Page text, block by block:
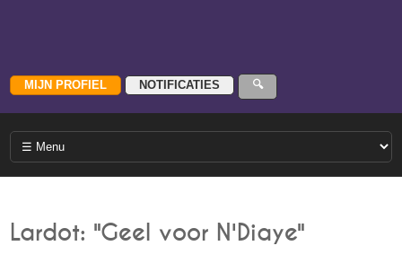
Lardot: "Geel voor N'Diaye"